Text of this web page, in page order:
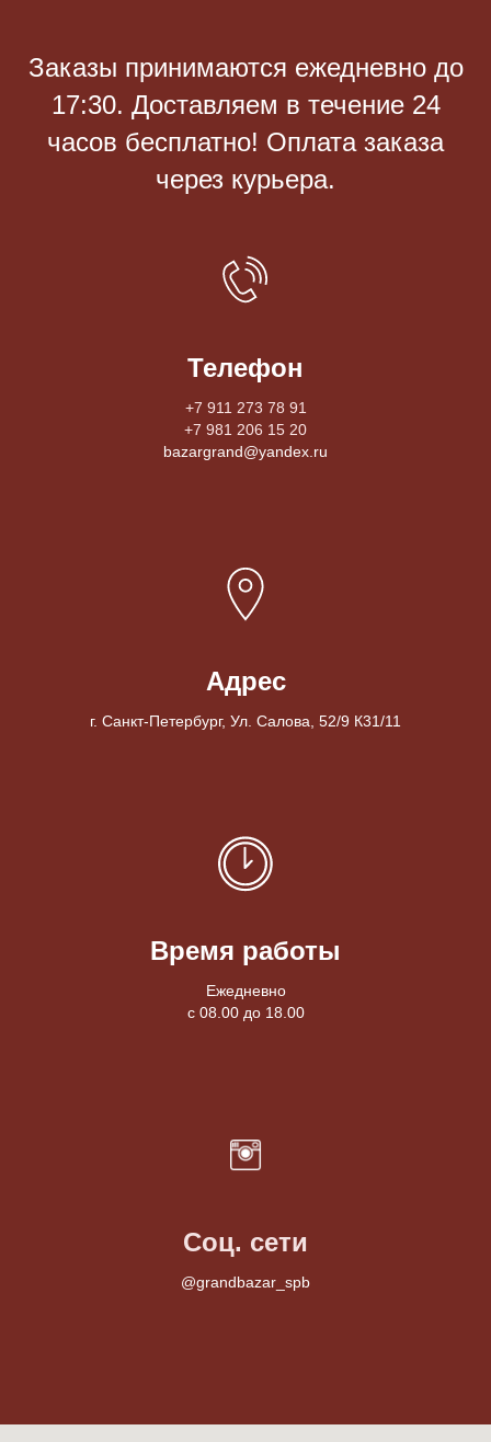
Заказы принимаются eжедневно до
17:30. Доставляем в течение 24
часов бесплатно! Оплата заказа
через курьера.
Телефон
+7 911 273 78 91
+7 981 206 15 20
bazargrand@yandex.ru
Адрес
г. Санкт-Петербург, Ул. Салова, 52/9 К31/11
Время работы
Ежедневно
с 08.00 до 18.00
Соц. сети
@grandbazar_spb